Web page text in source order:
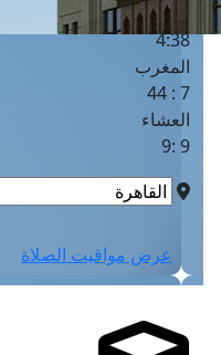
العصر
4:38
المغرب
7 : 44
العشاء
9 :9
عرض مواقيت الصلاة